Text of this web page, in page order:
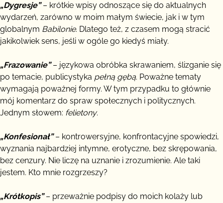
„Dygresje”– krótkie wpisy odnoszące się do aktualnych
wydarzeń, zarówno w moim małym świecie, jak i w tym
globalnym Babilonie. Dlatego też, z czasem mogą stracić
jakikolwiek sens, jeśli w ogóle go kiedyś miały.
„Frazowanie”– językowa obróbka skrawaniem, ślizganie się
po temacie, publicystyka pełną gębą. Poważne tematy
wymagają poważnej formy. W tym przypadku to głównie
mój komentarz do spraw społecznych i politycznych.
Jednym słowem: felietony.
„Konfesionał”– kontrowersyjne, konfrontacyjne spowiedzi,
wyznania najbardziej intymne, erotyczne, bez skrępowania,
bez cenzury. Nie liczę na uznanie i zrozumienie. Ale taki
jestem. Kto mnie rozgrzeszy?
„Krótkopis”– przeważnie podpisy do moich kolaży lub